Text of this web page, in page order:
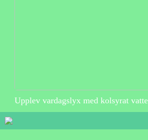
Upplev vardagslyx med kolsyrat